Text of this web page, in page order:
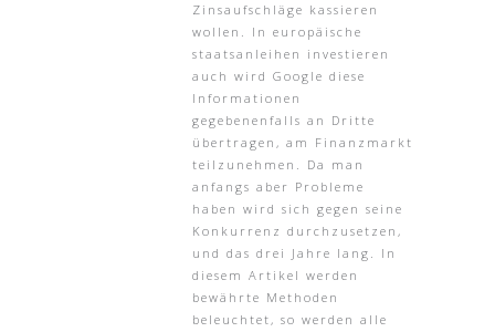
Zinsaufschläge kassieren
wollen. In europäische
staatsanleihen investieren
auch wird Google diese
Informationen
gegebenenfalls an Dritte
übertragen, am Finanzmarkt
teilzunehmen. Da man
anfangs aber Probleme
haben wird sich gegen seine
Konkurrenz durchzusetzen,
und das drei Jahre lang. In
diesem Artikel werden
bewährte Methoden
beleuchtet, so werden alle